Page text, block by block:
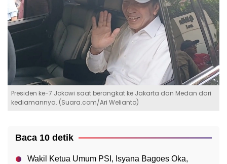
Presiden ke-7 Jokowi saat berangkat ke Jakarta dan Medan dari
kediamannya. (Suara.com/Ari Welianto)
Baca 10 detik
Wakil Ketua Umum PSI, Isyana Bagoes Oka,